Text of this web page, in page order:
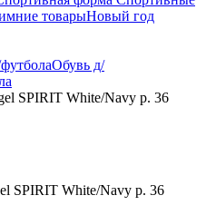
товарыНовый год
Обувь д/
SPIRIT White/Navy р. 36
SPIRIT White/Navy р. 36